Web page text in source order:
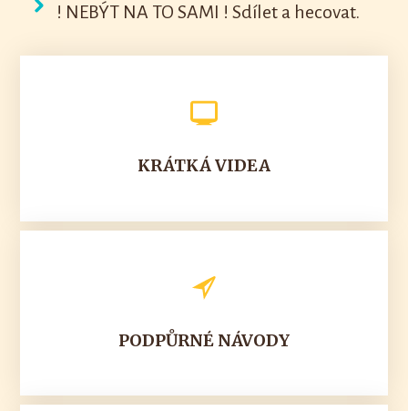
! NEBÝT NA TO SAMI ! Sdílet a hecovat.
KRÁTKÁ VIDEA
PODPŮRNÉ NÁVODY